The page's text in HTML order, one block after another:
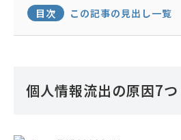
ーションリスク予防を実
中。
目次 この記事の見出し一覧
個人情報流出の原因7つ